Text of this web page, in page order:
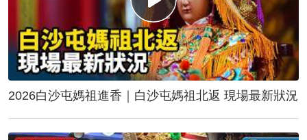
2026白沙屯媽祖進香｜白沙屯媽祖北返 現場最新狀況